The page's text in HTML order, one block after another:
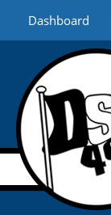
Dashboard